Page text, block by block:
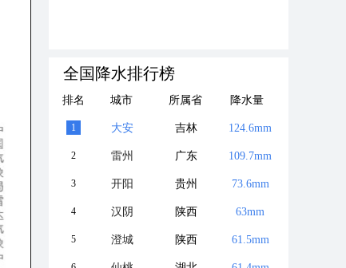
全国降水排行榜
排名 城市 所属省 降水量
1 大安 吉林 124.6mm
2 雷州 广东 109.7mm
3 开阳 贵州 73.6mm
4 汉阴 陕西 63mm
5 澄城 陕西 61.5mm